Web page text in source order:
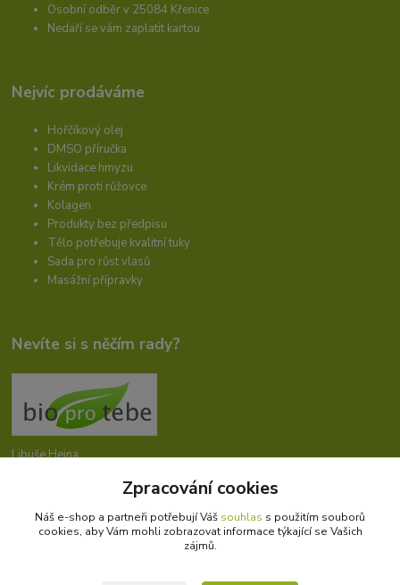
Osobní odběr v 25084 Křenice
Nedaří se vám zaplatit kartou
Nejvíc prodáváme
Hořčíkový olej
DMSO příručka
Likvidace hmyzu
Krém proti růžovce
Kolagen
Produkty bez předpisu
Tělo potřebuje kvalitní tuky
Sada pro růst vlasů
Masážní přípravky
Nevíte si s něčím rady?
Libuše Hejna
info@bioprotebe.cz
Zpracování cookies
Náš e-shop a partneři potřebují Váš souhlas s použitím souborů
cookies, aby Vám mohli zobrazovat informace týkající se Vašich
zájmů.